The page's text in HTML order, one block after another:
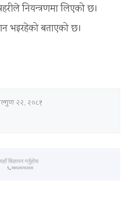
नियन्त्रणमा लिएको छ।
भइरहेको बताएको छ।
२२, २०८१